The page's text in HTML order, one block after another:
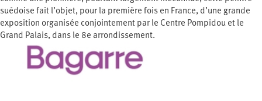
suédoise fait l’objet, pour la première fois en France, d’une grande
exposition organisée conjointement par le Centre Pompidou et le
Grand Palais, dans le 8e arrondissement.